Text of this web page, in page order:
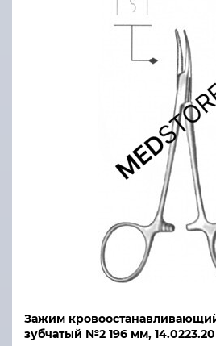
Зажим
зубчатый №2 196 мм, 14.0223.20